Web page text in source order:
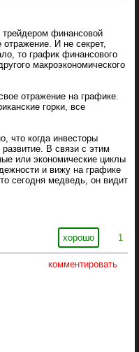
трейдером финансовой
И не секрет,
то график финансового
макроэкономического
отражение на графике.
горки, все
что когда инвесторы
В связи с этим
или экономические циклы
и вижу на графике
сегодня медведь, он видит
хорошо 1
комментировать